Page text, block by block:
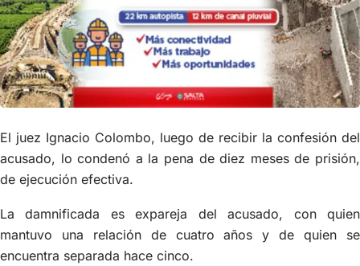
El juez Ignacio Colombo, luego de recibir la confesión del
acusado, lo condenó a la pena de diez meses de prisión,
de ejecución efectiva.
La damnificada es expareja del acusado, con quien
mantuvo una relación de cuatro años y de quien se
encuentra separada hace cinco.